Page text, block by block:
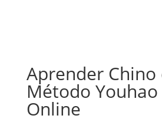
Aprender Chino
Método Youhao
Online